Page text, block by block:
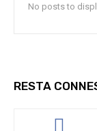
No posts to
RESTA